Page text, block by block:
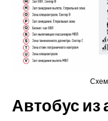
Автобус из